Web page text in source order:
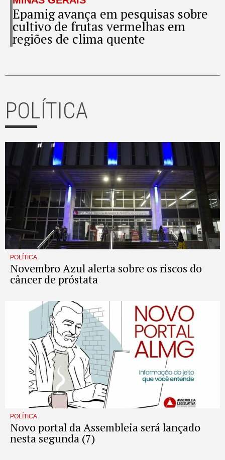
Epamig avança em pesquisas sobre
cultivo de frutas vermelhas em
regiões de clima quente
POLÍTICA
POLÍTICA
Novembro Azul alerta sobre os riscos do
câncer de próstata
POLÍTICA
Novo portal da Assembleia será lançado
nesta segunda (7)